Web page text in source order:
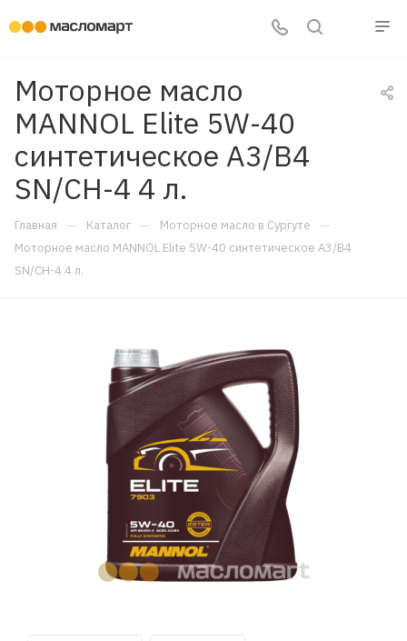
Моторное масло
MANNOL Elite 5W-40
синтетическое A3/B4
SN/CH-4 4 л.
Главная — Каталог — Моторное масло в Сургуте —
Моторное масло MANNOL Elite 5W-40 синтетическое A3/B4
SN/CH-4 4 л.